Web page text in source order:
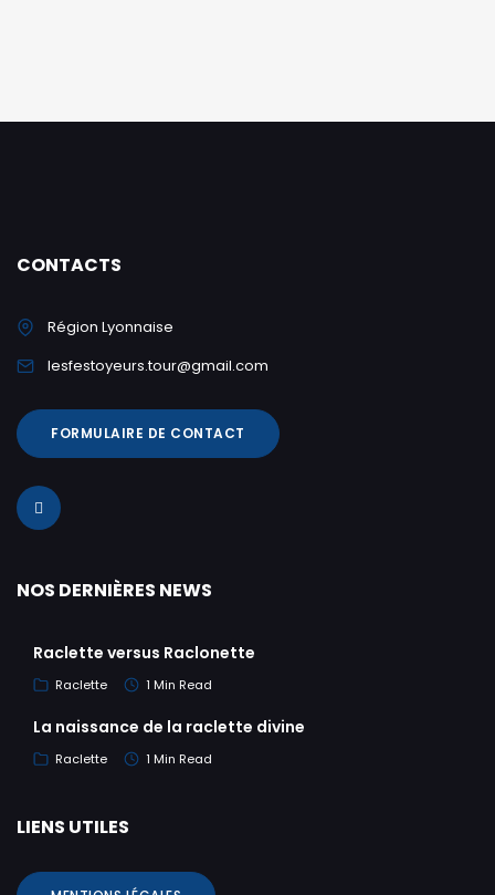
CONTACTS
Région Lyonnaise
lesfestoyeurs.tour@gmail.com
FORMULAIRE DE CONTACT
NOS DERNIÈRES NEWS
Raclette versus Raclonette
Raclette 1 Min Read
La naissance de la raclette divine
Raclette 1 Min Read
LIENS UTILES